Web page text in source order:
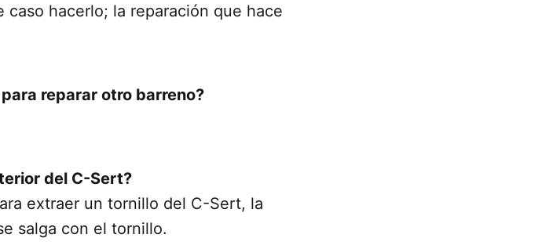
hacerlo; la reparación que hace
reparar otro barreno?
del C-Sert?
extraer un tornillo del C-Sert, la
salga con el tornillo.